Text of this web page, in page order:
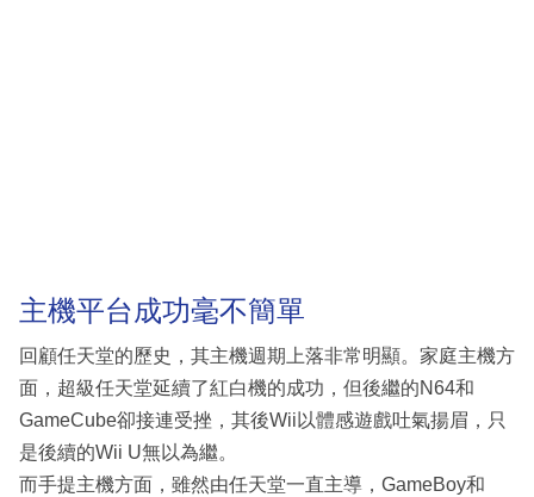
主機平台成功毫不簡單
回顧任天堂的歷史，其主機週期上落非常明顯。家庭主機方
面，超級任天堂延續了紅白機的成功，但後繼的N64和
GameCube卻接連受挫，其後Wii以體感遊戲吐氣揚眉，只
是後續的Wii U無以為繼。
而手提主機方面，雖然由任天堂一直主導，GameBoy和